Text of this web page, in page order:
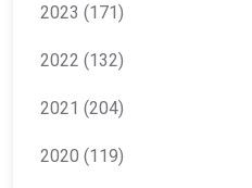
2023 (171)
2022 (132)
2021 (204)
2020 (119)